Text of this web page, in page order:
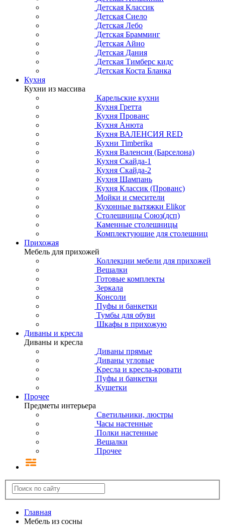
Детская Классик
Детская Сиело
Детская Лебо
Детская Брамминг
Детская Айно
Детская Дания
Детская Тимберс кидс
Детская Коста Бланка
Кухня
Кухни из массива
Карельские кухни
Кухня Гретта
Кухня Прованс
Кухня Анюта
Кухня ВАЛЕНСИЯ RED
Кухни Timberika
Кухня Валенсия (Барселона)
Кухня Скайда-1
Кухня Скайда-2
Кухня Шампань
Кухня Классик (Прованс)
Мойки и смесители
Кухонные вытяжки Elikor
Столешницы Союз(дсп)
Каменные столешницы
Комплектующие для столешниц
Прихожая
Мебель для прихожей
Коллекции мебели для прихожей
Вешалки
Готовые комплекты
Зеркала
Консоли
Пуфы и банкетки
Тумбы для обуви
Шкафы в прихожую
Диваны и кресла
Диваны и кресла
Диваны прямые
Диваны угловые
Кресла и кресла-кровати
Пуфы и банкетки
Кушетки
Прочее
Предметы интерьера
Светильники, люстры
Часы настенные
Полки настенные
Вешалки
Прочее
Главная
Мебель из сосны